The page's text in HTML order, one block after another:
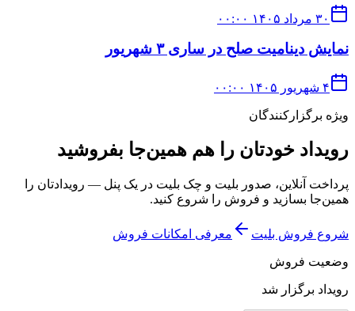
۳۰ مرداد ۱۴۰۵ ۰۰:۰۰
نمایش دینامیت صلح در ساری ۳ شهریور
۴ شهریور ۱۴۰۵ ۰۰:۰۰
ویژه برگزارکنندگان
رویداد خودتان را هم همین‌جا بفروشید
پرداخت آنلاین، صدور بلیت و چک بلیت در یک پنل — رویدادتان را
همین‌جا بسازید و فروش را شروع کنید.
شروع فروش بلیت معرفی امکانات فروش
وضعیت فروش
رویداد برگزار شد